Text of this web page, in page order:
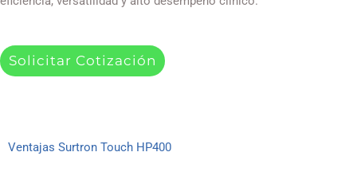
Solicitar Cotización
Ventajas Surtron Touch HP400